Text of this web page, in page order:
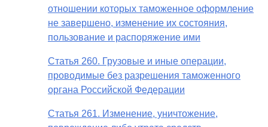
отношении которых таможенное оформление
не завершено, изменение их состояния,
пользование и распоряжение ими
Статья 260. Грузовые и иные операции,
проводимые без разрешения таможенного
органа Российской Федерации
Статья 261. Изменение, уничтожение,